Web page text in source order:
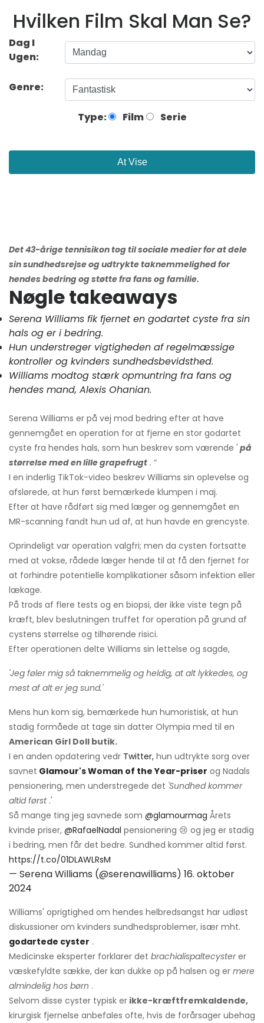
Hvilken Film Skal Man Se?
Dag I
Ugen:
Genre:
Type: Film Serie
At Vise
Det 43-årige tennisikon tog til sociale medier for at dele
sin sundhedsrejse og udtrykte taknemmelighed for
hendes bedring og støtte fra fans og familie.
Nøgle takeaways
Serena Williams fik fjernet en godartet cyste fra sin
hals og er i bedring.
Hun understreger vigtigheden af ​​regelmæssige
kontroller og kvinders sundhedsbevidsthed.
Williams modtog stærk opmuntring fra fans og
hendes mand, Alexis Ohanian.
Serena Williams er på vej mod bedring efter at have
gennemgået en operation for at fjerne en stor godartet
cyste fra hendes hals, som hun beskrev som værende ' på
størrelse med en lille grapefrugt . “
I en inderlig TikTok-video beskrev Williams sin oplevelse og
afslørede, at hun først bemærkede klumpen i maj.
Efter at have rådført sig med læger og gennemgået en
MR-scanning fandt hun ud af, at hun havde en grencyste.
Oprindeligt var operation valgfri; men da cysten fortsatte
med at vokse, rådede læger hende til at få den fjernet for
at forhindre potentielle komplikationer såsom infektion eller
lækage.
På trods af flere tests og en biopsi, der ikke viste tegn på
kræft, blev beslutningen truffet for operation på grund af
cystens størrelse og tilhørende risici.
Efter operationen delte Williams sin lettelse og sagde,
'Jeg føler mig så taknemmelig og heldig, at alt lykkedes, og
mest af alt er jeg sund.'
Mens hun kom sig, bemærkede hun humoristisk, at hun
stadig formåede at tage sin datter Olympia med til en
American Girl Doll butik.
I en anden opdatering vedr Twitter, hun udtrykte sorg over
savnet Glamour's Woman of the Year-priser og Nadals
pensionering, men understregede det 'Sundhed kommer
altid først.'
Så mange ting jeg savnede som @glamourmag Årets
kvinde priser, @RafaelNadal pensionering 😢 og jeg er stadig
i bedring, men får det bedre. Sundhed kommer altid først.
https://t.co/01DLAWLRsM
— Serena Williams (@serenawilliams) 16. oktober
2024
Williams' oprigtighed om hendes helbredsangst har udløst
diskussioner om kvinders sundhedsproblemer, især mht.
godartede cyster .
Medicinske eksperter forklarer det brachialispaltecysterer
væskefyldte sække, der kan dukke op på halsen og er mere
almindelig hos børn .
Selvom disse cyster typisk er ikke-kræftfremkaldende,
kirurgisk fjernelse anbefales ofte, hvis de forårsager ubehag